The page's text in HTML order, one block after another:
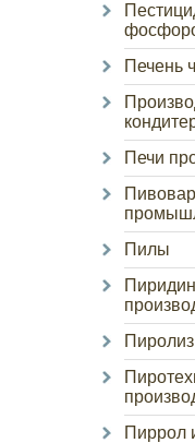
Печень
Печи
Пилы
Пиролиз
Пиррол